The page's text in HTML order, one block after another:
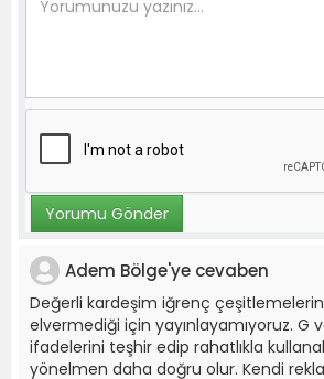
Adem Bölge'ye cevaben
Değerli kardeşim iğrenç
elvermediği için yayınlayamıyoruz. G
ifadelerini teşhir edip rahatlıkla
yönelmen daha doğru olur. Kendi